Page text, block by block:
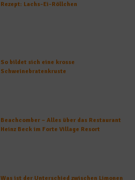
Rezept: Lachs-Ei-Röllchen
So bildet sich eine krosse
Schweinebratenkruste
Beachcomber – Alles über das Restaurant
Heinz Beck im Forte Village Resort
Was ist der Unterschied zwischen Limonen